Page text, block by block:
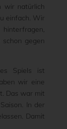
wir natürlich
einfach. Wir
gegen
Spiels ist
wir eine
Das war mit
In der
Damit